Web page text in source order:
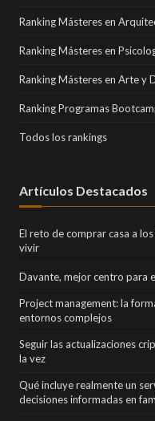
Ranking Másteres en
Ranking Másteres en
Ranking Másteres en Arte y
Ranking Programas
Todos los rankings
Artículos Destacados
El reto de comprar casa a
vivir
Davante, mejor centro para
Project management: la
entornos complejos
Seguir las actualizaciones
la vez
Qué incluye realmente un
decisiones informadas en